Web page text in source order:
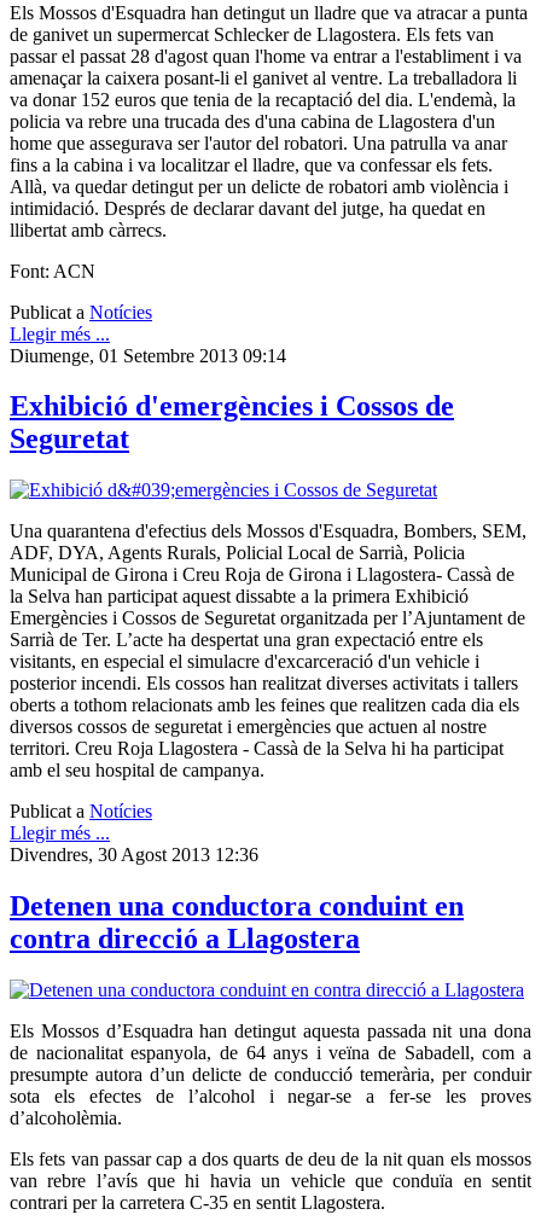
Els Mossos d'Esquadra han detingut un lladre que va atracar a punta
de ganivet un supermercat Schlecker de Llagostera. Els fets van
passar el passat 28 d'agost quan l'home va entrar a l'establiment i va
amenaçar la caixera posant-li el ganivet al ventre. La treballadora li
va donar 152 euros que tenia de la recaptació del dia. L'endemà, la
policia va rebre una trucada des d'una cabina de Llagostera d'un
home que assegurava ser l'autor del robatori. Una patrulla va anar
fins a la cabina i va localitzar el lladre, que va confessar els fets.
Allà, va quedar detingut per un delicte de robatori amb violència i
intimidació. Després de declarar davant del jutge, ha quedat en
llibertat amb càrrecs.
Font: ACN
Publicat a Notícies
Llegir més ...
Diumenge, 01 Setembre 2013 09:14
Exhibició d'emergències i Cossos de
Seguretat
Una quarantena d'efectius dels Mossos d'Esquadra, Bombers, SEM,
ADF, DYA, Agents Rurals, Policial Local de Sarrià, Policia
Municipal de Girona i Creu Roja de Girona i Llagostera- Cassà de
la Selva han participat aquest dissabte a la primera Exhibició
Emergències i Cossos de Seguretat organitzada per l’Ajuntament de
Sarrià de Ter. L’acte ha despertat una gran expectació entre els
visitants, en especial el simulacre d'excarceració d'un vehicle i
posterior incendi. Els cossos han realitzat diverses activitats i tallers
oberts a tothom relacionats amb les feines que realitzen cada dia els
diversos cossos de seguretat i emergències que actuen al nostre
territori. Creu Roja Llagostera - Cassà de la Selva hi ha participat
amb el seu hospital de campanya.
Publicat a Notícies
Llegir més ...
Divendres, 30 Agost 2013 12:36
Detenen una conductora conduint en
contra direcció a Llagostera
Els Mossos d’Esquadra han detingut aquesta passada nit una dona
de nacionalitat espanyola, de 64 anys i veïna de Sabadell, com a
presumpte autora d’un delicte de conducció temerària, per conduir
sota els efectes de l’alcohol i negar-se a fer-se les proves
d’alcoholèmia.
Els fets van passar cap a dos quarts de deu de la nit quan els mossos
van rebre l’avís que hi havia un vehicle que conduïa en sentit
contrari per la carretera C-35 en sentit Llagostera.